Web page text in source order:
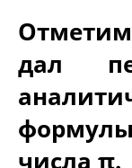
дал
числа π.